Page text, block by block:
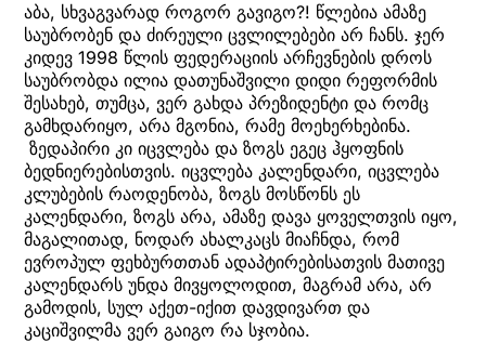
აბა, სხვაგვარად როგორ გავიგო?! წლებია ამაზე
საუბრობენ და ძირეული ცვლილებები არ ჩანს. ჯერ
კიდევ 1998 წლის ფედერაციის არჩევნების დროს
საუბრობდა ილია დათუნაშვილი დიდი რეფორმის
შესახებ, თუმცა, ვერ გახდა პრეზიდენტი და რომც
გამხდარიყო, არა მგონია, რამე მოეხერხებინა.
ზედაპირი კი იცვლება და ზოგს ეგეც ჰყოფნის
ბედნიერებისთვის. იცვლება კალენდარი, იცვლება
კლუბების რაოდენობა, ზოგს მოსწონს ეს
კალენდარი, ზოგს არა, ამაზე დავა ყოველთვის იყო,
მაგალითად, ნოდარ ახალკაცს მიაჩნდა, რომ
ევროპულ ფეხბურთთან ადაპტირებისათვის მათივე
კალენდარს უნდა მივყოლოდით, მაგრამ არა, არ
გამოდის, სულ აქეთ-იქით დავდივართ და
კაციშვილმა ვერ გაიგო რა სჯობია.